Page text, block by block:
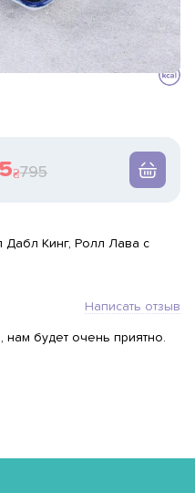
795
Дабл Кинг, Ролл Лава с
Написать отзыв
нам будет очень приятно.